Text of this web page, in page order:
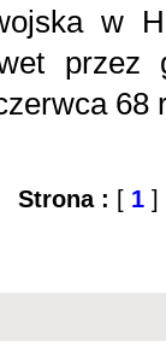
w
przez
68
Strona : [1 ]